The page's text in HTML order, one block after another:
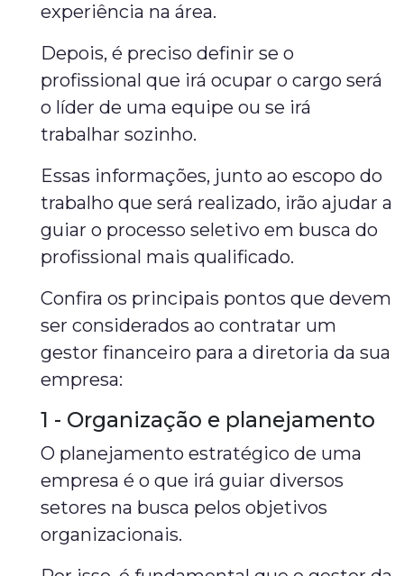
experiência na área.
Depois, é preciso definir se o
profissional que irá ocupar o cargo será
o líder de uma equipe ou se irá
trabalhar sozinho.
Essas informações, junto ao escopo do
trabalho que será realizado, irão ajudar a
guiar o processo seletivo em busca do
profissional mais qualificado.
Confira os principais pontos que devem
ser considerados ao contratar um
gestor financeiro para a diretoria da sua
empresa:
1 - Organização e planejamento
O planejamento estratégico de uma
empresa é o que irá guiar diversos
setores na busca pelos objetivos
organizacionais.